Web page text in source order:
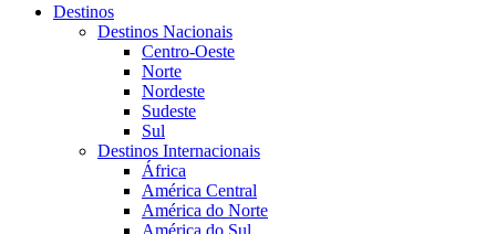
Destinos
Destinos Nacionais
Centro-Oeste
Norte
Nordeste
Sudeste
Sul
Destinos Internacionais
África
América Central
América do Norte
América do Sul